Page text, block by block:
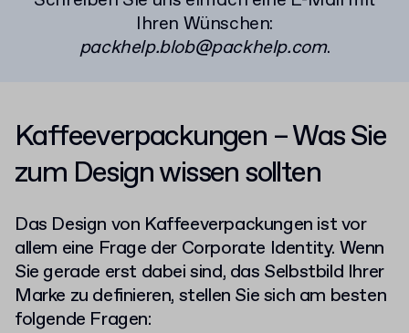
Ihren Wünschen:
packhelp.blob@packhelp.com.
Kaffeeverpackungen – Was Sie
zum Design wissen sollten
Das Design von Kaffeeverpackungen ist vor
allem eine Frage der Corporate Identity. Wenn
Sie gerade erst dabei sind, das Selbstbild Ihrer
Marke zu definieren, stellen Sie sich am besten
folgende Fragen: